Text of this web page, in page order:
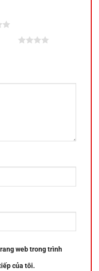
web trong trình
của tôi.